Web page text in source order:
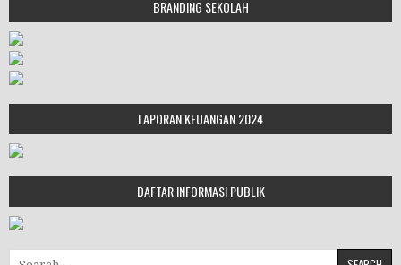
BRANDING SEKOLAH
LAPORAN KEUANGAN 2024
DAFTAR INFORMASI PUBLIK